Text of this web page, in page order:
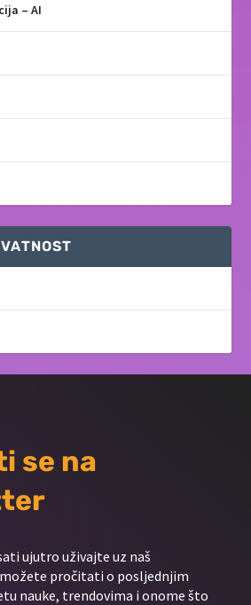
– AI
se na
ujutro uživajte uz naš
pročitati o posljednjim
nauke, trendovima i onome što